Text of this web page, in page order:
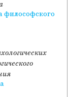
в
философского